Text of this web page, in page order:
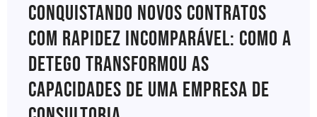
Conquistando Novos Contratos
Com Rapidez Incomparável: Como A
Detego Transformou As
Capacidades De Uma Empresa De